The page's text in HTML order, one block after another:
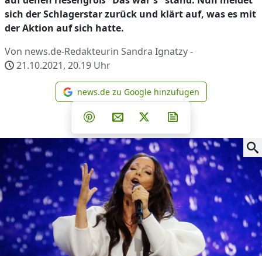
sich der Schlagerstar zurück und klärt auf, was es mit
der Aktion auf sich hatte.
Von news.de-Redakteurin Sandra Ignatzy -
21.10.2021, 20.19 Uhr
news.de zu Google
news.de zu Google hinzufügen
Teilen auf Facebook
Teilen auf Whatsapp
Teilen auf Telegram
Teilen auf Pinterest
Per E-Mail teilen
Post auf X